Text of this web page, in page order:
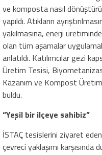
ve komposta nasıl
yapıldı. Atıkların
yakılmasına, enerji
olan tüm aşamalar
anlatıldı. Katılımcılar gezi
Üretim Tesisi,
Kazanım ve Kompost
buldu.
“Yeşil bir ilçeye sahibiz”
İSTAÇ tesislerini ziyaret
çevreci yaklaşımı karşısında